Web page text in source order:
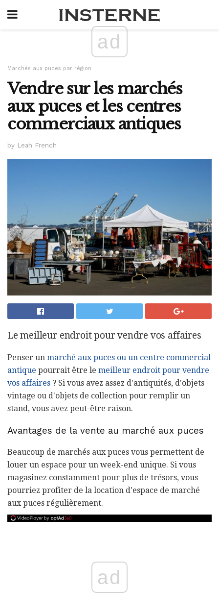
ad
Marchés aux puces par région
Vendre sur les marchés
aux puces et les centres
commerciaux antiques
by Leah French
Le meilleur endroit pour vendre vos affaires
Penser un marché aux puces ou un centre commercial
antique pourrait être le meilleur endroit pour vendre
vos affaires ? Si vous avez assez d'antiquités, d'objets
vintage ou d'objets de collection pour remplir un
stand, vous avez peut-être raison.
Avantages de la vente au marché aux puces
Beaucoup de marchés aux puces vous permettent de
louer un espace pour un week-end unique. Si vous
magasinez constamment pour plus de trésors, vous
pourriez profiter de la location d'espace de marché
aux puces régulièrement.
ad